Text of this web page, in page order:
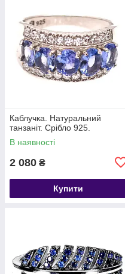
Каблучка. Натуральний
танзаніт. Срібло 925.
В наявності
2 080 ₴
Купити